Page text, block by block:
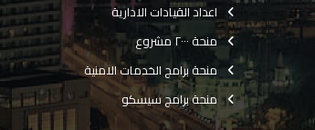
اعداد القيادات الادارية
منحة ٢٠٠٠ مشروع
منحة برامج الخدمات الامنية
منحة برامج سيسكو